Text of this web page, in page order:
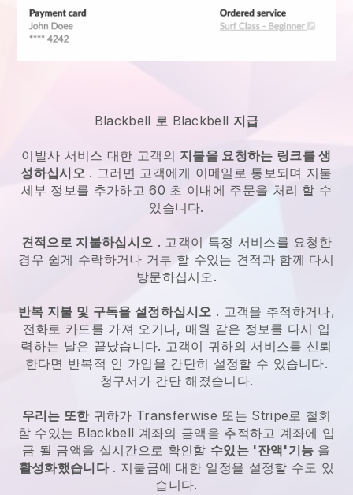
Blackbell 로 Blackbell 지급
이발사 서비스 대한 고객의 지불을 요청하는 링크를 생
성하십시오. 그러면 고객에게 이메일로 통보되며 지불
세부 정보를 추가하고 60 초 이내에 주문을 처리 할 수
있습니다.
견적으로 지불하십시오 . 고객이 특정 서비스를 요청한
경우 쉽게 수락하거나 거부 할 수있는 견적과 함께 다시
방문하십시오.
반복 지불 및 구독을 설정하십시오 . 고객을 추적하거나,
전화로 카드를 가져 오거나, 매월 같은 정보를 다시 입
력하는 날은 끝났습니다. 고객이 귀하의 서비스를 신뢰
한다면 반복적 인 가입을 간단히 설정할 수 있습니다.
청구서가 간단 해졌습니다.
우리는 또한귀하가 Transferwise 또는 Stripe로 철회
할 수있는 Blackbell 계좌의 금액을 추적하고 계좌에 입
금 될 금액을 실시간으로 확인할 수있는 '잔액'기능 을
활성화했습니다. 지불금에 대한 일정을 설정할 수도 있
습니다.